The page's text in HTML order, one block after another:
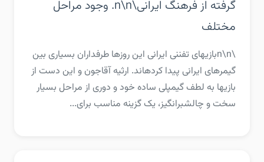
گرفته از فرهنگ ایرانی\n\n. وجود مراحل
مختلف
\n\nبازیهای تفننی ایرانی این روزها طرفداران بسیاری بین
گیمرهای ایرانی پیدا کردهاند. ارثیه آقاجون و این دست از
بازیها به لطف گیمپلی ساده خود و دوری از مراحل بسیار
سخت و چالشبرانگیز، یک گزینه مناسب برای...